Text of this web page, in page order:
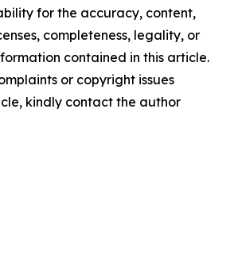
for the accuracy, content,
completeness, legality, or
contained in this article.
or copyright issues
kindly contact the author